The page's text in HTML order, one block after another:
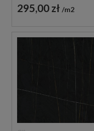
295,00 zł m2